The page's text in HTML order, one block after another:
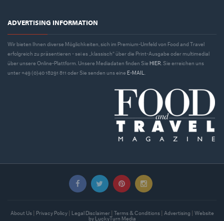
ADVERTISING INFORMATION
Wir bieten Ihnen diverse Möglichkeiten, sich im Premium-Umfeld von Food and Travel
erfolgreich zu präsentieren - sei es „klassisch“ über die Print-Ausgabe oder multimedial
über unsere Online-Plattform. Unsere Mediadaten finden Sie HIER . Sie erreichen uns
unter +49 (0)40 18291 811 oder Sie senden uns eine E-MAIL
About Us| Privacy Policy| Legal Disclaimer| Terms & Conditions| Advertising
Website
by LuckyTurn Media